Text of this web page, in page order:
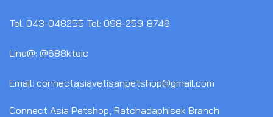
Tel: 043-048255 Tel: 098-259-8746
Line@: @688kteic
Email: connectasiavetisanpetshop@gmail.com
Connect Asia Petshop, Ratchadaphisek Branch